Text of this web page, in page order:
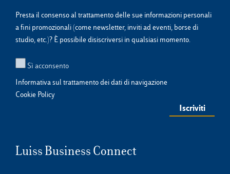
Presta il consenso al trattamento delle sue informazioni personali
a fini promozionali (come newsletter, inviti ad eventi, borse di
studio, etc.)? È possibile disiscriversi in qualsiasi momento.
Sì acconsento
Informativa sul trattamento dei dati di navigazione
Cookie Policy
Luiss Business Connect